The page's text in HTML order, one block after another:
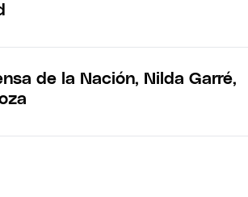
de la Nación, Nilda Garré,